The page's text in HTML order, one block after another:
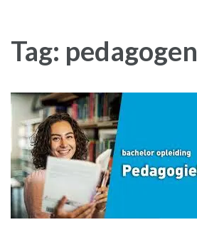
Tag: pedagogen